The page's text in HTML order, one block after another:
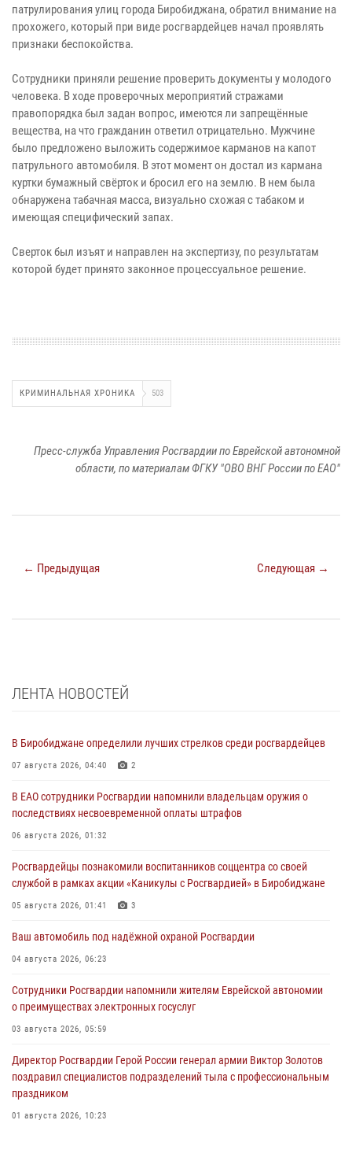
патрулирования улиц города Биробиджана, обратил внимание на
прохожего, который при виде росгвардейцев начал проявлять
признаки беспокойства.
Сотрудники приняли решение проверить документы у молодого
человека. В ходе проверочных мероприятий стражами
правопорядка был задан вопрос, имеются ли запрещённые
вещества, на что гражданин ответил отрицательно. Мужчине
было предложено выложить содержимое карманов на капот
патрульного автомобиля. В этот момент он достал из кармана
куртки бумажный свёрток и бросил его на землю. В нем была
обнаружена табачная масса, визуально схожая с табаком и
имеющая специфический запах.
Сверток был изъят и направлен на экспертизу, по результатам
которой будет принято законное процессуальное решение.
КРИМИНАЛЬНАЯ ХРОНИКА 503
Пресс-служба Управления Росгвардии по Еврейской автономной
области, по материалам ФГКУ "ОВО ВНГ России по ЕАО"
← Предыдущая Следующая →
ЛЕНТА НОВОСТЕЙ
В Биробиджане определили лучших стрелков среди росгвардейцев
07 августа 2026, 04:40 2
В ЕАО сотрудники Росгвардии напомнили владельцам оружия о
последствиях несвоевременной оплаты штрафов
06 августа 2026, 01:32
Росгвардейцы познакомили воспитанников соццентра со своей
службой в рамках акции «Каникулы с Росгвардией» в Биробиджане
05 августа 2026, 01:41 3
Ваш автомобиль под надёжной охраной Росгвардии
04 августа 2026, 06:23
Сотрудники Росгвардии напомнили жителям Еврейской автономии
о преимуществах электронных госуслуг
03 августа 2026, 05:59
Директор Росгвардии Герой России генерал армии Виктор Золотов
поздравил специалистов подразделений тыла с профессиональным
праздником
01 августа 2026, 10:23